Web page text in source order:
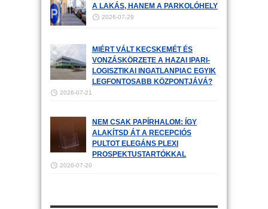
A LAKÁS, HANEM A PARKOLÓHELY
2026-07-29
MIÉRT VÁLT KECSKEMÉT ÉS
VONZÁSKÖRZETE A HAZAI IPARI-
LOGISZTIKAI INGATLANPIAC EGYIK
LEGFONTOSABB KÖZPONTJÁVÁ?
2026-07-21
NEM CSAK PAPÍRHALOM: ÍGY
ALAKÍTSD ÁT A RECEPCIÓS
PULTOT ELEGÁNS PLEXI
PROSPEKTUSTARTÓKKAL
2026-07-20